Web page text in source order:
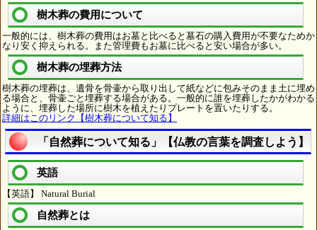
樹木葬の費用について
一般的には、樹木葬の費用はお墓と比べると墓石の購入費用が不要なためか
なり安く抑えられる。また管理費もお墓に比べると安い場合が多い。
樹木葬の埋葬方法
樹木葬の埋葬は、遺骨を骨壷から取り出して紙などに包みそのまま土に埋め
る場合と、骨壷ごと埋葬する場合がある。一般的に誰を埋葬したかがわかる
ように、埋葬した場所に樹木を植えたりプレートを置いたりする。
詳細はこのリンク【樹木葬について知る】
「自然葬について知る」【仏教の言葉を調査しよう】
英語
【英語】 Natural Burial
自然葬とは